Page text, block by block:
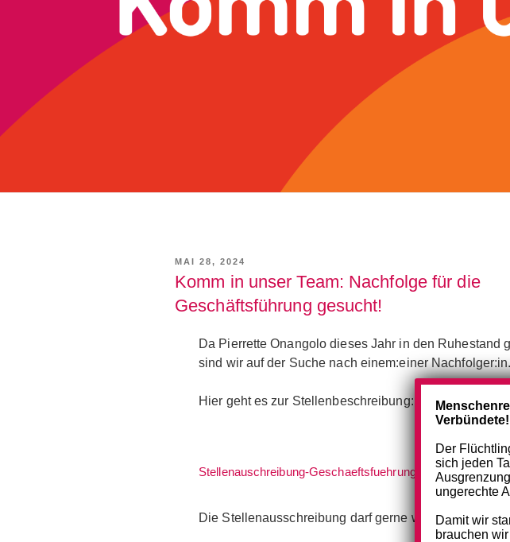
VERÖFFENTLICHT
MAI 28, 2024
Komm in unser Team: Nachfolge für die
Geschäftsführung gesucht!
Da Pierrette Onangolo dieses Jahr in den Ruhestand
sind wir auf der Suche nach einem:einer
Hier geht es zur Stellenbeschreibung:
Stellenauschreibung-Geschaeftsfuehrung
Die Stellenausschreibung darf gerne weiter gereicht
Verbündete!
Der
sich jeden
ungerechte
Damit wir
brauchen